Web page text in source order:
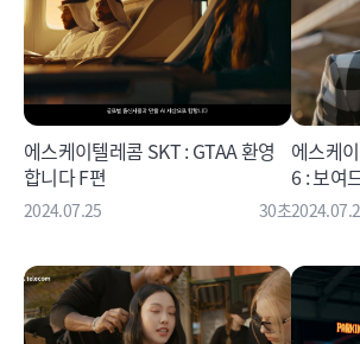
에스케이텔레콤 SKT : GTAA 환영
합니다 F편
2024.07.25 30초
에스케
6 : 보여